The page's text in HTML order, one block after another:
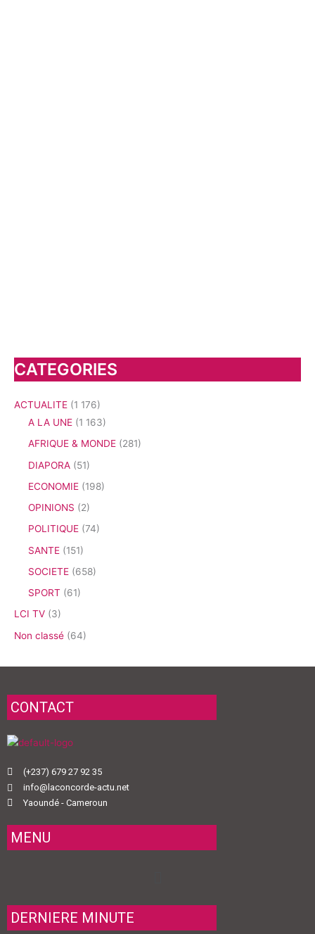
CATEGORIES
ACTUALITE (1 176)
A LA UNE (1 163)
AFRIQUE & MONDE (281)
DIAPORA (51)
ECONOMIE (198)
OPINIONS (2)
POLITIQUE (74)
SANTE (151)
SOCIETE (658)
SPORT (61)
LCI TV (3)
Non classé (64)
CONTACT
(+237) 679 27 92 35
info@laconcorde-actu.net
Yaoundé - Cameroun
MENU
DERNIERE MINUTE